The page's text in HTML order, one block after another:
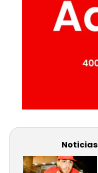
Noticias